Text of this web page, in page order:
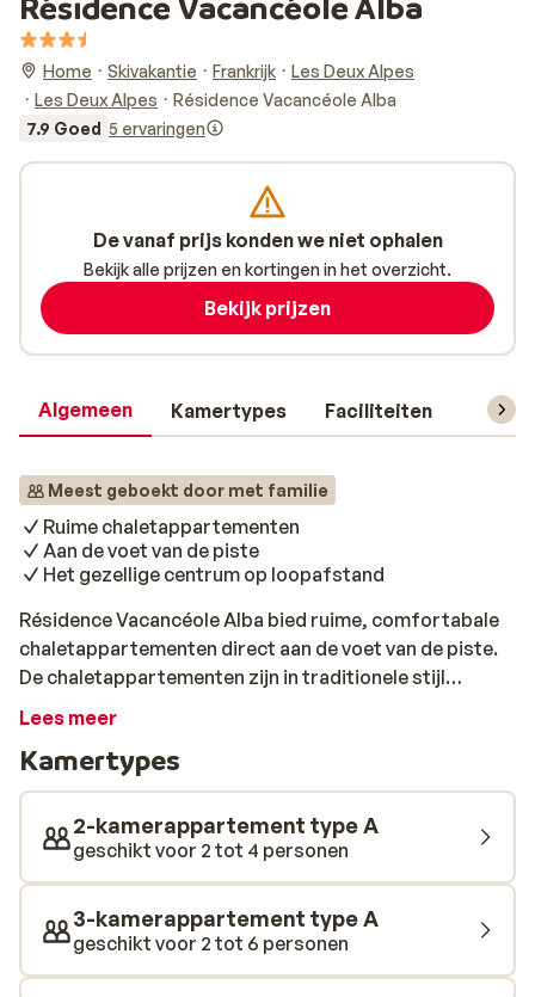
Home Skivakantie Frankrijk
Les Deux Alpes
Les Deux Alpes
Résidence Vacancéole Alba
7.9 Goed 5 ervaringen
Algemeen Kamertypes Faciliteiten
Meest geboekt door met familie
Ruime chaletappartementen
Aan de voet van de piste
Het gezellige centrum op loopafstand
Résidence Vacancéole Alba bied ruime, comfortabale
chaletappartementen direct aan de voet van de piste.
De chaletappartementen zijn in traditionele stijl
ingericht en hebben om die reden een warme
volledig uitgeruste keuken, een terras en een
flatscreen TV met DVD-speler. Résidence Alba heeft
appartementen beschikaar tot 10 personen, ideaal dus
voor families of kleine groepen. Het gezellige centrum
van les Deux Alpes is te voet te bereiken. Geniet hier
van de winkelpromenade, restaurants en bars en de
typische Franse sfeer.
Lees meer
Kamertypes
2-kamerappartement type A
geschikt voor 2 tot 4 personen
3-kamerappartement type A
geschikt voor 2 tot 6 personen
De vanaf prijs konden we niet ophalen
Bekijk alle prijzen en kortingen in het overzicht.
Bekijk prijzen